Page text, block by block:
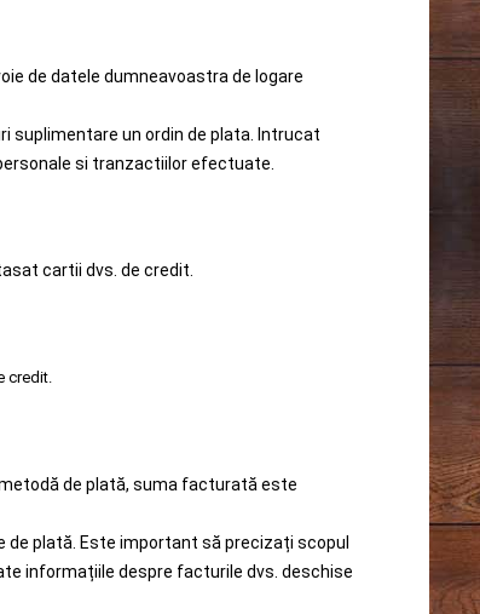
de datele dumneavoastra de logare
suplimentare un ordin de plata. Intrucat
si tranzactiilor efectuate.
cartii dvs. de credit.
credit.
de plată, suma facturată este
de plată. Este important să precizați scopul
informațiile despre facturile dvs. deschise